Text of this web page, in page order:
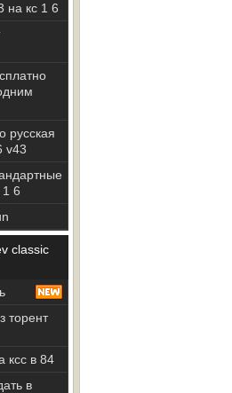
на кс 1 6
русская
v43
6
classic
торент
ксс в 84
в